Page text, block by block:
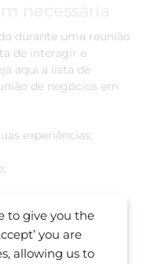
necessária
durante uma reunião
de interagir e
aqui a lista de
de negócios em
experiências;
dúvidas.
to give you the
you are
allowing us to